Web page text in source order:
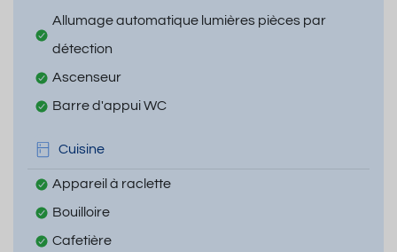
Allumage automatique lumières pièces par
détection
Ascenseur
Barre d'appui WC
Cuisine
Appareil à raclette
Bouilloire
Cafetière